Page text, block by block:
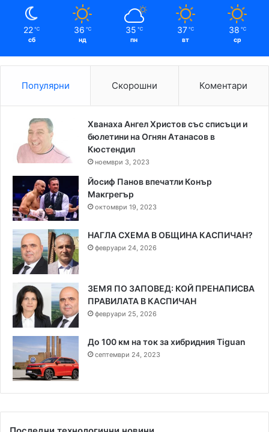
22 ℃
сб
36 ℃
нд
35 ℃
пн
37 ℃
вт
38 ℃
ср
Популярни Скорошни Коментари
Хванаха Ангел Христов със списъци и
бюлетини на Огнян Атанасов в
Кюстендил
ноември 3, 2023
Йосиф Панов впечатли Конър
Макгрегър
октомври 19, 2023
НАГЛА СХЕМА В ОБЩИНА КАСПИЧАН?
февруари 24, 2026
ЗЕМЯ ПО ЗАПОВЕД: КОЙ ПРЕНАПИСВА
ПРАВИЛАТА В КАСПИЧАН
февруари 25, 2026
До 100 км на ток за хибридния Tiguan
септември 24, 2023